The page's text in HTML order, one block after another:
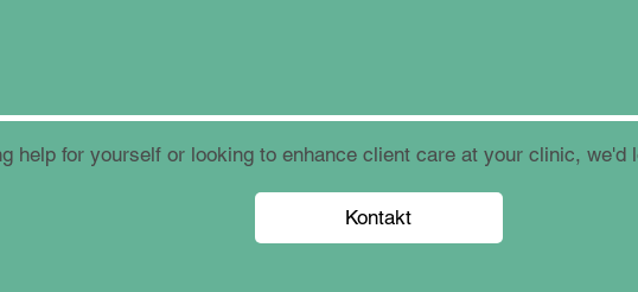
help for yourself or looking to enhance client care at your clinic, we'd
Kontakt